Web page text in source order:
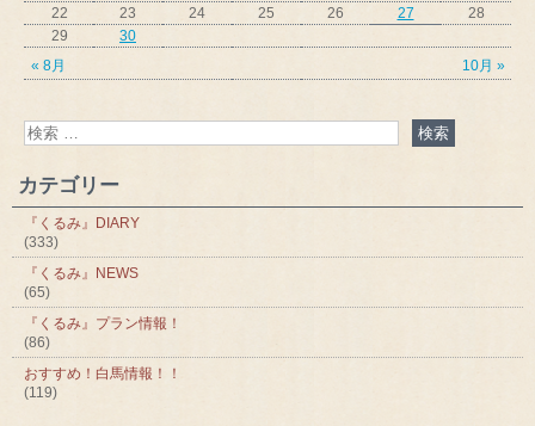
« 8月 10月 »
22
23 24 25 26 27
28
29
30
カテゴリー
『くるみ』DIARY
(333)
『くるみ』NEWS
(65)
『くるみ』プラン情報！
(86)
おすすめ！白馬情報！！
(119)